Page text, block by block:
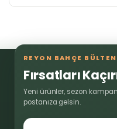
REYON BAHÇE
Fırsatları
Yeni ürünler, sezon
postanıza gelsin.